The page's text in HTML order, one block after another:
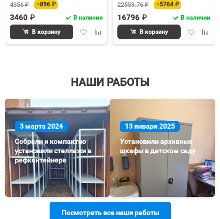
4356 ₽ −896 ₽
3460 ₽ В наличии
ДобавитьДобавить
В корзину
22559.76 ₽ −5764 ₽
16796 ₽ В наличии
Добавить
В корзину
НАШИ РАБОТЫ
3 марта 2024
Собрали и компактно
установили стеллажи в
рефконтейнере
13 января 2025
Установили архивные
шкафы в детском саду
Посмотреть все наши работы